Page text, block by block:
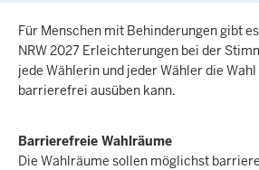
Für Menschen mit Behinderungen gibt
NRW 2027 Erleichterungen bei der
jede Wählerin und jeder Wähler die
barrierefrei ausüben kann.
Barrierefreie Wahlräume
Die Wahlräume sollen möglichst